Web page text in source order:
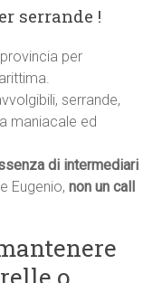
serrande !
per
serrande,
maniacale ed
di intermediari
Eugenio,non un call
o